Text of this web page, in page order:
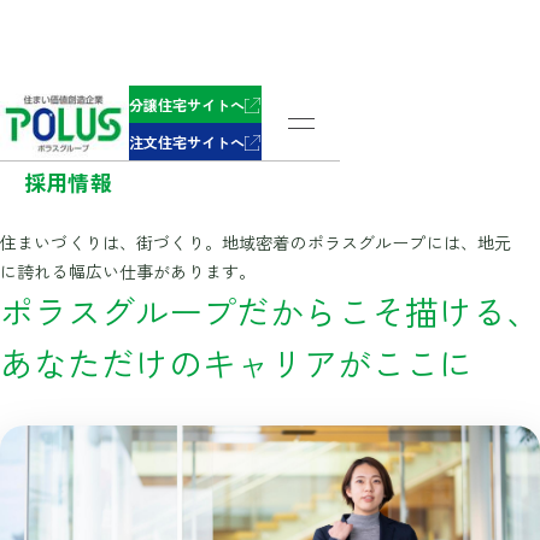
分譲住宅サイトへ
注文住宅サイトへ
Career
採用情報
住まいづくりは、街づくり。地域密着のポラスグループには、地元
に誇れる幅広い仕事があります。
ポラスグループだからこそ描ける、
あなただけのキャリアがここに